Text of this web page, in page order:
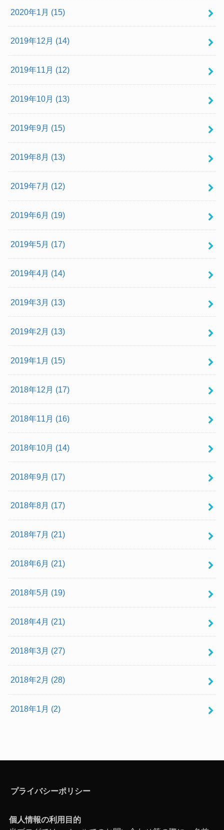
2020年1月 (15)
2019年12月 (14)
2019年11月 (12)
2019年10月 (13)
2019年9月 (15)
2019年8月 (13)
2019年7月 (12)
2019年6月 (19)
2019年5月 (17)
2019年4月 (14)
2019年3月 (13)
2019年2月 (13)
2019年1月 (15)
2018年12月 (17)
2018年11月 (16)
2018年10月 (14)
2018年9月 (17)
2018年8月 (17)
2018年7月 (21)
2018年6月 (21)
2018年5月 (19)
2018年4月 (21)
2018年3月 (27)
2018年2月 (28)
2018年1月 (2)
プライバシーポリシー
個人情報の利用目的